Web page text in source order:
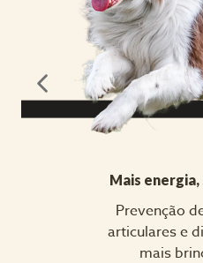
Mais energia,
Prevenção
articulares e
mais